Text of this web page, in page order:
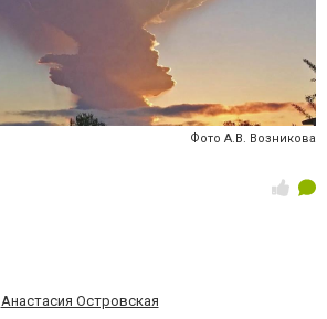
Фото А.В. Возникова
Анастасия Островская